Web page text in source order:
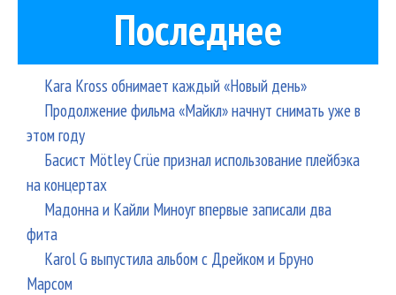
Последнее
Kara Kross обнимает каждый «Новый день»
Продолжение фильма «Майкл» начнут снимать уже в
этом году
Басист Mötley Crüe признал использование плейбэка
на концертах
Мадонна и Кайли Миноуг впервые записали два
фита
Karol G выпустила альбом с Дрейком и Бруно
Марсом